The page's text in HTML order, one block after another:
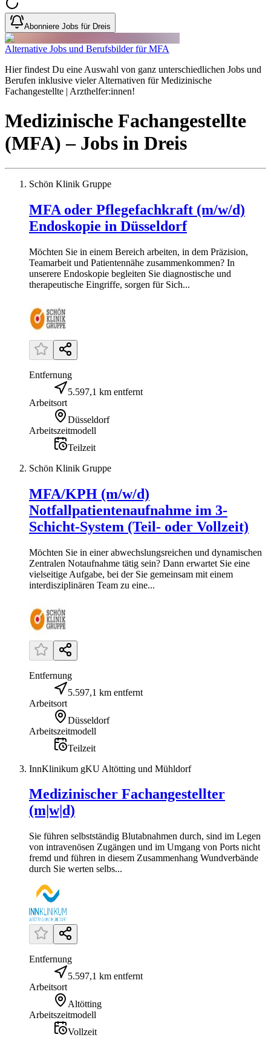
Abonniere Jobs für Dreis
Alternative Jobs und Berufsbilder für MFA
Hier findest Du eine Auswahl von ganz unterschiedlichen Jobs und
Berufen inklusive vieler Alternativen für Medizinische
Fachangestellte | Arzthelfer:innen!
Medizinische Fachangestellte
(MFA) – Jobs in Dreis
Schön Klinik Gruppe
MFA oder Pflegefachkraft (m/w/d)
Endoskopie in Düsseldorf
Möchten Sie in einem Bereich arbeiten, in dem Präzision,
Teamarbeit und Patientennähe zusammenkommen? In
unserere Endoskopie begleiten Sie diagnostische und
therapeutische Eingriffe, sorgen für Sich...
Entfernung
5.597,1 km entfernt
Arbeitsort
Düsseldorf
Arbeitszeitmodell
Teilzeit
Schön Klinik Gruppe
MFA/KPH (m/w/d)
Notfallpatientenaufnahme im 3-
Schicht-System (Teil- oder Vollzeit)
Möchten Sie in einer abwechslungsreichen und dynamischen
Zentralen Notaufnahme tätig sein? Dann erwartet Sie eine
vielseitige Aufgabe, bei der Sie gemeinsam mit einem
interdisziplinären Team zu eine...
Entfernung
5.597,1 km entfernt
Arbeitsort
Düsseldorf
Arbeitszeitmodell
Teilzeit
InnKlinikum gKU Altötting und Mühldorf
Medizinischer Fachangestellter
(m|w|d)
Sie führen selbstständig Blutabnahmen durch, sind im Legen
von intravenösen Zugängen und im Umgang von Ports nicht
fremd und führen in diesem Zusammenhang Wundverbände
durch Sie werten selbs...
Entfernung
5.597,1 km entfernt
Arbeitsort
Altötting
Arbeitszeitmodell
Vollzeit